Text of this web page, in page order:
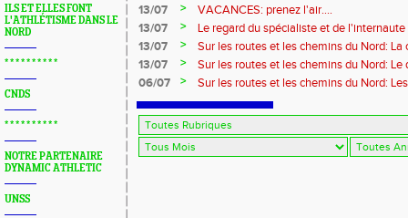
ILS ET ELLES FONT
L'ATHLÉTISME DANS LE
NORD
* * * * * * * * * *
CNDS
* * * * * * * * * *
NOTRE PARTENAIRE
DYNAMIC ATHLETIC
UNSS
13/07
>
VACANCES: prenez l'air....
13/07
>
Le regard du spécialiste et de l'internaute
13/07
>
Sur les routes et les chemins du Nord: La
13/07
>
Sur les routes et les chemins du Nord:
06/07
> Sur les routes et les chemins du Nord: